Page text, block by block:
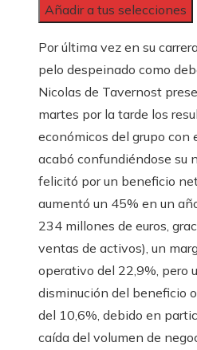
Añadir a tus selecciones
Por última vez en su
pelo despeinado como
Nicolas de Tavernost
martes por la tarde los
económicos del grupo con
acabó confundiéndose su
felicitó por un beneficio
aumentó un 45% en un
234 millones de euros,
ventas de activos), un
operativo del 22,9%, pero
disminución del beneficio
del 10,6%, debido en
caída del volumen de